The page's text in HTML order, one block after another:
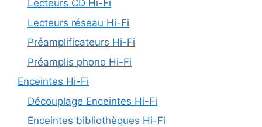
Lecteurs CD Hi-Fi
Lecteurs réseau Hi-Fi
Préamplificateurs Hi-Fi
Préamplis phono Hi-Fi
Enceintes Hi-Fi
Découplage Enceintes Hi-Fi
Enceintes bibliothèques Hi-Fi